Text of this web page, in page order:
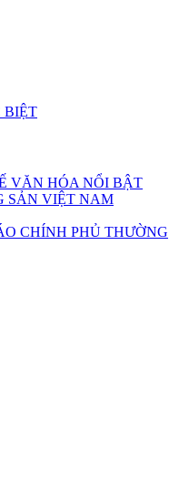
BIỆT
VĂN HÓA NỔI BẬT
SẢN VIỆT NAM
CHÍNH PHỦ THƯỜNG